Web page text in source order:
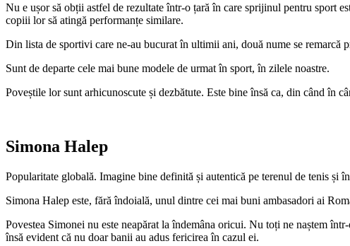
Nu e ușor să obții astfel de rezultate într-o țară în care sprijinul pentru sport
copiii lor să atingă performanțe similare.
Din lista de sportivi care ne-au bucurat în ultimii ani, două nume se
Sunt de departe cele mai bune modele de urmat în sport, în zilele noastre.
Poveștile lor sunt arhicunoscute și dezbătute. Este bine însă ca, din când în
Simona Halep
Popularitate globală. Imagine bine definită și autentică pe terenul de tenis
Simona Halep este, fără îndoială, unul dintre cei mai buni ambasadori ai
Povestea Simonei nu este neapărat la îndemâna oricui. Nu toți ne naștem
însă evident că nu doar banii au adus fericirea în cazul ei.